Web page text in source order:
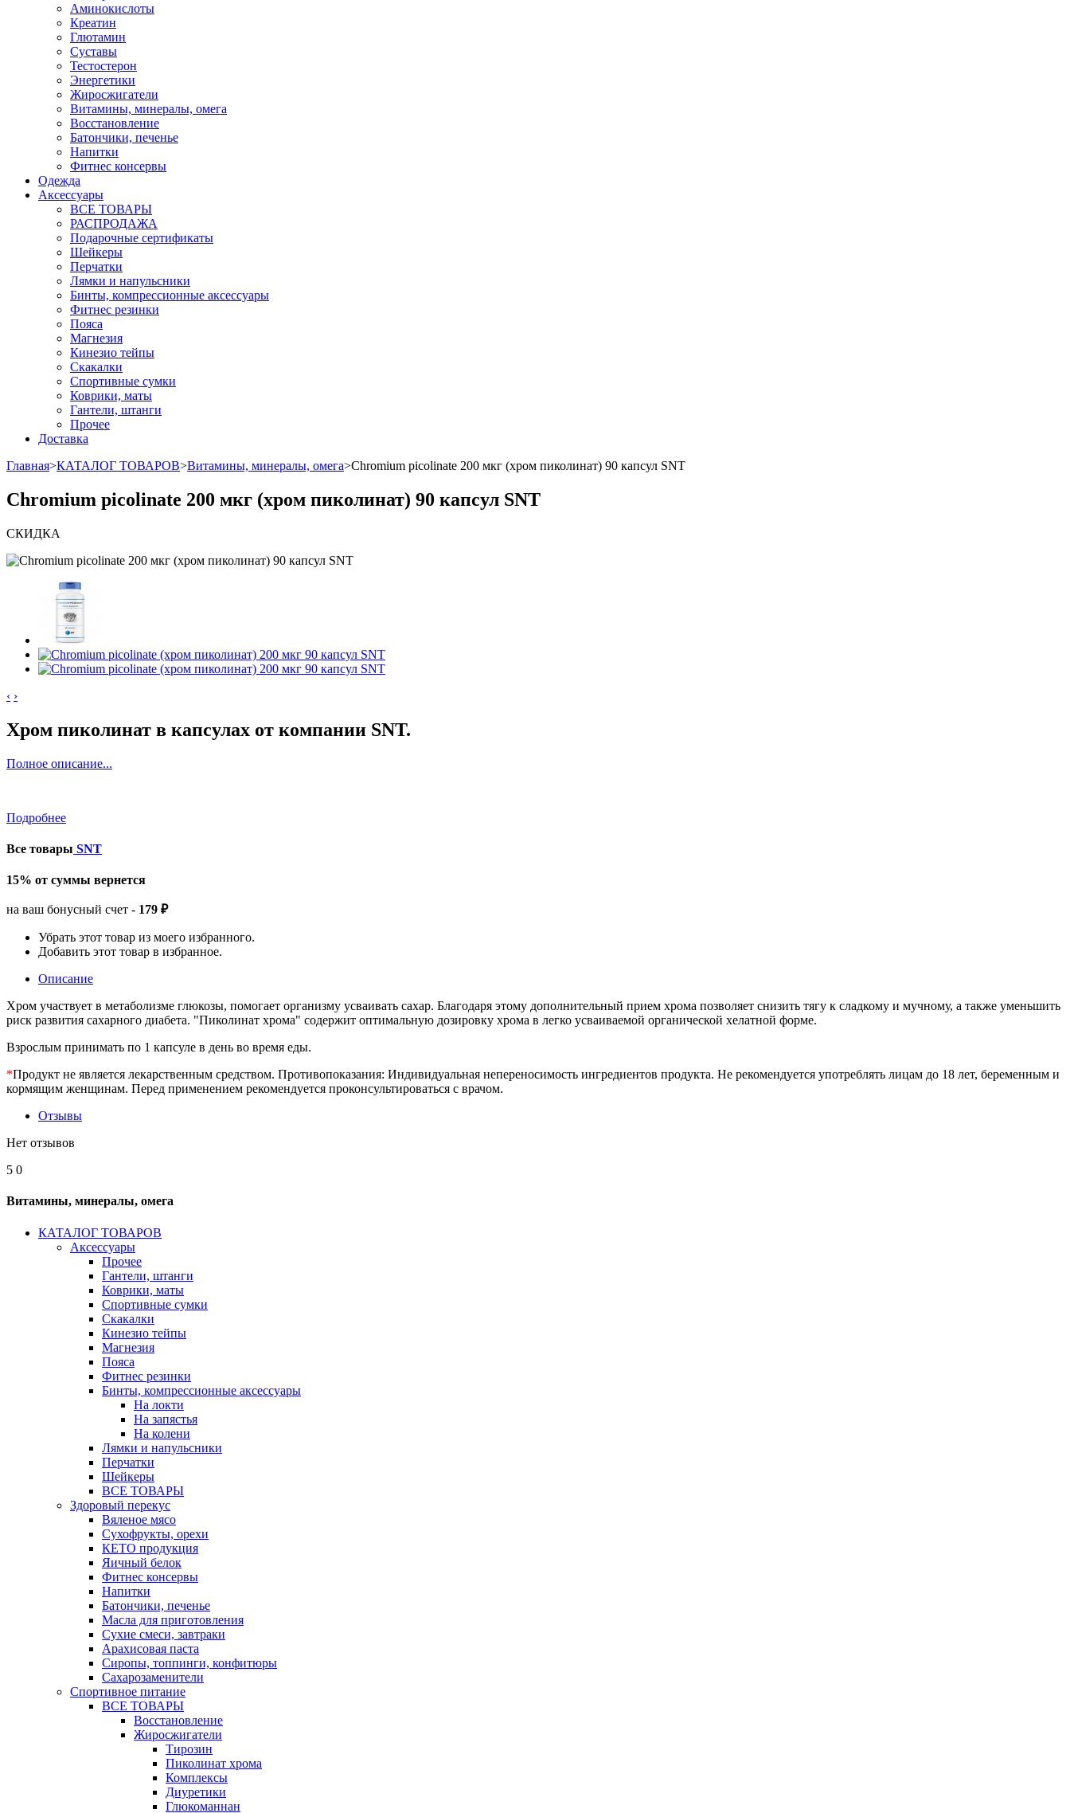
Аминокислоты
Креатин
Глютамин
Суставы
Тестостерон
Энергетики
Жиросжигатели
Витамины, минералы, омега
Восстановление
Батончики, печенье
Напитки
Фитнес консервы
Одежда
Аксессуары
ВСЕ ТОВАРЫ
РАСПРОДАЖА
Подарочные сертификаты
Шейкеры
Перчатки
Лямки и напульсники
Бинты, компрессионные аксессуары
Фитнес резинки
Пояса
Магнезия
Кинезио тейпы
Скакалки
Спортивные сумки
Коврики, маты
Гантели, штанги
Прочее
Доставка
Главная>КАТАЛОГ ТОВАРОВ>Витамины, минералы, омега>Chromium picolinate 200 мкг (хром пиколинат) 90 капсул SNT
Chromium picolinate 200 мкг (хром пиколинат) 90 капсул SNT
СКИДКА
‹ ›
Хром пиколинат в капсулах от компании SNT.
Полное описание...
Подробнее
Все товары SNT
15% от суммы вернется
на ваш бонусный счет - 179 ₽
Убрать этот товар из моего избранного.
Добавить этот товар в избранное.
Описание
Хром участвует в метаболизме глюкозы, помогает организму усваивать сахар. Благодаря этому дополнительный прием хрома позволяет снизить тягу к сладкому и мучному, а также уменьшить
риск развития сахарного диабета. "Пиколинат хрома" содержит оптимальную дозировку хрома в легко усваиваемой органической хелатной форме.
Взрослым принимать по 1 капсуле в день во время еды.
*Продукт не является лекарственным средством. Противопоказания: Индивидуальная непереносимость ингредиентов продукта. Не рекомендуется употреблять лицам до 18 лет, беременным и
кормящим женщинам. Перед применением рекомендуется проконсультироваться с врачом.
Отзывы
Нет отзывов
5 0
Витамины, минералы, омега
КАТАЛОГ ТОВАРОВ
Аксессуары
Прочее
Гантели, штанги
Коврики, маты
Спортивные сумки
Скакалки
Кинезио тейпы
Магнезия
Пояса
Фитнес резинки
Бинты, компрессионные аксессуары
На локти
На запястья
На колени
Лямки и напульсники
Перчатки
Шейкеры
ВСЕ ТОВАРЫ
Здоровый перекус
Вяленое мясо
Сухофрукты, орехи
КЕТО продукция
Яичный белок
Фитнес консервы
Напитки
Батончики, печенье
Масла для приготовления
Сухие смеси, завтраки
Арахисовая паста
Сиропы, топпинги, конфитюры
Сахарозаменители
Спортивное питание
ВСЕ ТОВАРЫ
Восстановление
Жиросжигатели
Тирозин
Пиколинат хрома
Комплексы
Диуретики
Глюкоманнан